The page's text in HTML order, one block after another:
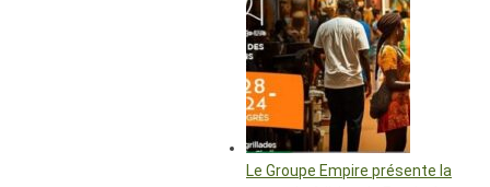
Le Groupe Empire présente la